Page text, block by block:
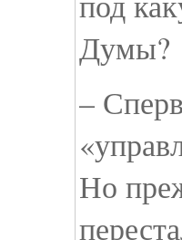
Думы?
–
Но